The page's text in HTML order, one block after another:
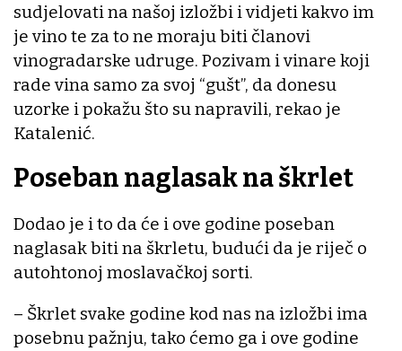
sudjelovati na našoj izložbi i vidjeti kakvo im
je vino te za to ne moraju biti članovi
vinogradarske udruge. Pozivam i vinare koji
rade vina samo za svoj “gušt”, da donesu
uzorke i pokažu što su napravili, rekao je
Katalenić.
Poseban naglasak na škrlet
Dodao je i to da će i ove godine poseban
naglasak biti na škrletu, budući da je riječ o
autohtonoj moslavačkoj sorti.
– Škrlet svake godine kod nas na izložbi ima
posebnu pažnju, tako ćemo ga i ove godine